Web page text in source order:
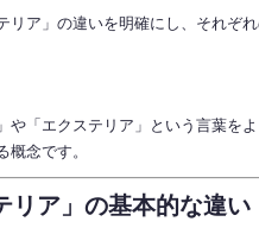
リア」の違いを明確にし、それぞ
や「エクステリア」という言葉を
念です。
リア」の基本的な違い